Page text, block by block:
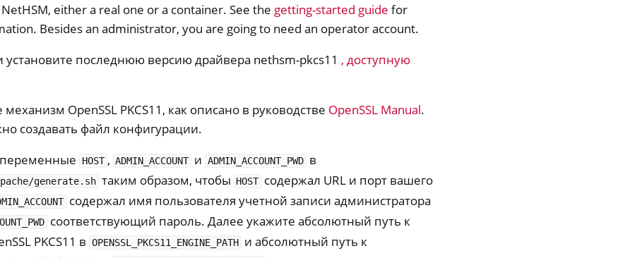
either a real one or a container. See the getting-started guide for
Besides an administrator, you are going to need an operator account.
установите последнюю версию драйвера nethsm-pkcs11 , доступную
механизм OpenSSL PKCS11, как описано в руководстве OpenSSL Manual.
создавать файл конфигурации.
HOST , ADMIN_ACCOUNT и ADMIN_ACCOUNT_PWD в
generate.sh таким образом, чтобы HOST содержал URL и порт вашего
содержал имя пользователя учетной записи администратора
соответствующий пароль. Далее укажите абсолютный путь к
PKCS11 в OPENSSL_PKCS11_ENGINE_PATH и абсолютный путь к